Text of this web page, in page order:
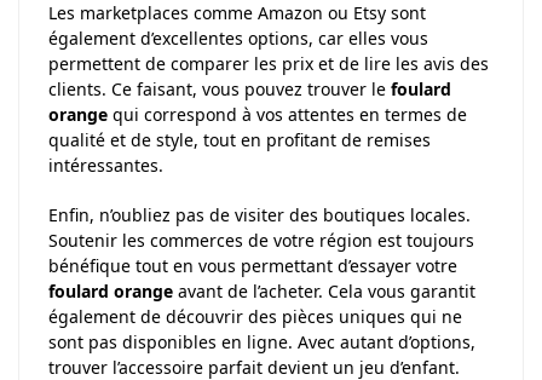
Les marketplaces comme Amazon ou Etsy sont
également d’excellentes options, car elles vous
permettent de comparer les prix et de lire les avis des
clients. Ce faisant, vous pouvez trouver le foulard
orange qui correspond à vos attentes en termes de
qualité et de style, tout en profitant de remises
intéressantes.
Enfin, n’oubliez pas de visiter des boutiques locales.
Soutenir les commerces de votre région est toujours
bénéfique tout en vous permettant d’essayer votre
foulard orange avant de l’acheter. Cela vous garantit
également de découvrir des pièces uniques qui ne
sont pas disponibles en ligne. Avec autant d’options,
trouver l’accessoire parfait devient un jeu d’enfant.